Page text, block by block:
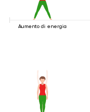
Aumento di energia